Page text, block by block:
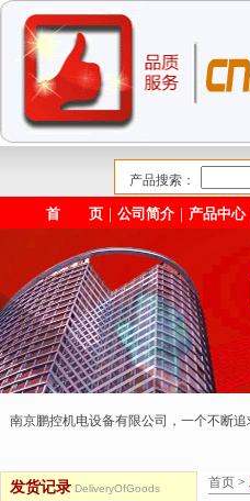
产品搜索：
首 页 ｜公司简介 ｜ 产品中心
南京鹏控机电设备有限公司，一个不断
发货记录 DeliveryOfGoods 首页 >